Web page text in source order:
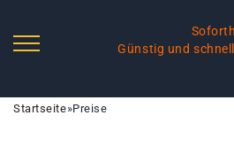
Günstig und
Startseite»Preise